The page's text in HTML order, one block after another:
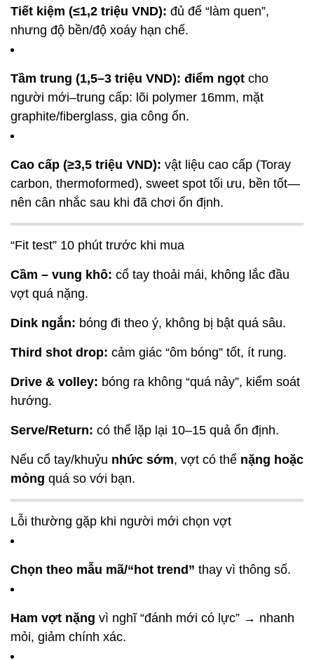
Tiết kiệm (≤1,2 triệu VND): đủ để “làm quen”,
nhưng độ bền/độ xoáy hạn chế.
Tầm trung (1,5–3 triệu VND): điểm ngọt cho
người mới–trung cấp: lõi polymer 16mm, mặt
graphite/fiberglass, gia công ổn.
Cao cấp (≥3,5 triệu VND): vật liệu cao cấp (Toray
carbon, thermoformed), sweet spot tối ưu, bền tốt—
nên cân nhắc sau khi đã chơi ổn định.
“Fit test” 10 phút trước khi mua
Cầm – vung khô: cổ tay thoải mái, không lắc đầu
vợt quá nặng.
Dink ngắn: bóng đi theo ý, không bị bật quá sâu.
Third shot drop: cảm giác “ôm bóng” tốt, ít rung.
Drive & volley: bóng ra không “quá nảy”, kiểm soát
hướng.
Serve/Return: có thể lặp lại 10–15 quả ổn định.
Nếu cổ tay/khuỷu nhức sớm, vợt có thể nặng hoặc
mỏng quá so với bạn.
Lỗi thường gặp khi người mới chọn vợt
Chọn theo mẫu mã/“hot trend” thay vì thông số.
Ham vợt nặng vì nghĩ “đánh mới có lực” → nhanh
mỏi, giảm chính xác.